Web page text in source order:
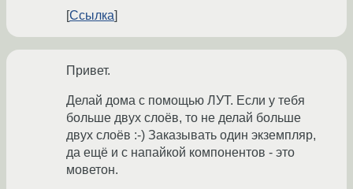
Ссылка
Привет.
Делай дома с помощью ЛУТ. Если у тебя
больше двух слоёв, то не делай больше
двух слоёв :-) Заказывать один экземпляр,
да ещё и с напайкой компонентов - это
моветон.